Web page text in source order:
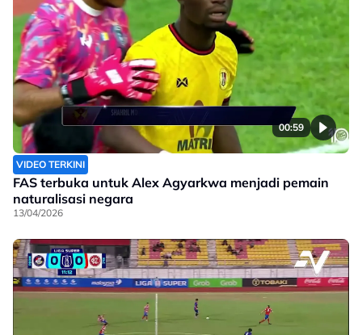
00:59
VIDEO TERKINI
FAS terbuka untuk Alex Agyarkwa menjadi pemain
naturalisasi negara
13/04/2026